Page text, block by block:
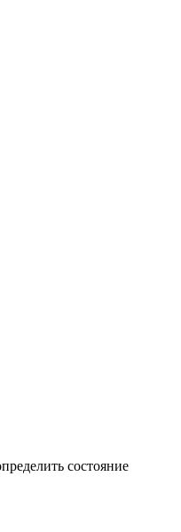
состояние